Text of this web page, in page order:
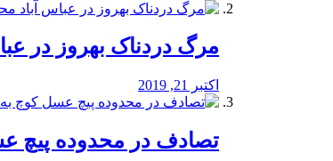
مرگ دردناک بهروز در
اکتبر 21, 2019
تصادف در محدوده پیچ